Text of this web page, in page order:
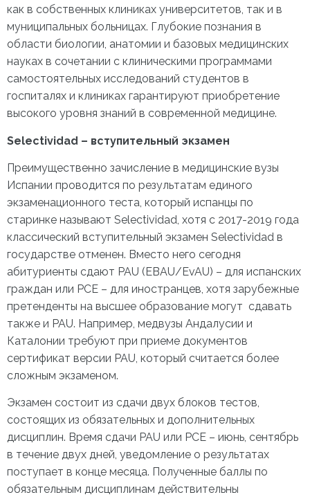
как в собственных клиниках университетов, так и в
муниципальных больницах. Глубокие познания в
области биологии, анатомии и базовых медицинских
науках в сочетании с клиническими программами
самостоятельных исследований студентов в
госпиталях и клиниках гарантируют приобретение
высокого уровня знаний в современной медицине.
Selectividad – вступительный экзамен
Преимущественно зачисление в медицинские вузы
Испании проводится по результатам единого
экзаменационного теста, который испанцы по
старинке называют Selectividad, хотя с 2017-2019 года
классический вступительный экзамен Selectividad в
государстве отменен. Вместо него сегодня
абитуриенты сдают PAU (EBAU/EvAU) – для испанских
граждан или PCE – для иностранцев, хотя зарубежные
претенденты на высшее образование могут сдавать
также и PAU. Например, медвузы Андалусии и
Каталонии требуют при приеме документов
сертификат версии PAU, который считается более
сложным экзаменом.
Экзамен состоит из сдачи двух блоков тестов,
состоящих из обязательных и дополнительных
дисциплин. Время сдачи PAU или PCE – июнь, сентябрь
в течение двух дней, уведомление о результатах
поступает в конце месяца. Полученные баллы по
обязательным дисциплинам действительны